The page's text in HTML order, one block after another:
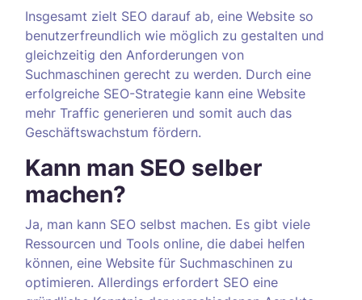
Insgesamt zielt SEO darauf ab, eine Website so
benutzerfreundlich wie möglich zu gestalten und
gleichzeitig den Anforderungen von
Suchmaschinen gerecht zu werden. Durch eine
erfolgreiche SEO-Strategie kann eine Website
mehr Traffic generieren und somit auch das
Geschäftswachstum fördern.
Kann man SEO selber
machen?
Ja, man kann SEO selbst machen. Es gibt viele
Ressourcen und Tools online, die dabei helfen
können, eine Website für Suchmaschinen zu
optimieren. Allerdings erfordert SEO eine